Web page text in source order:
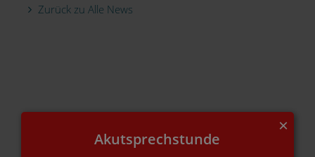
×
Akutsprechstunde
Zurück zu Alle News